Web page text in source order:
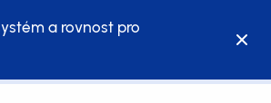
a rovnost pro